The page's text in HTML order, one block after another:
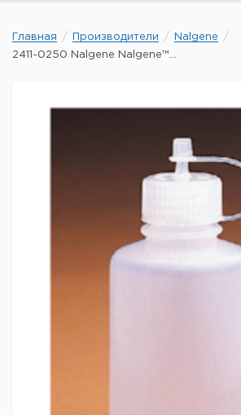
Главная Производители
Nalgene
2411-0250 Nalgene Nalgene™...